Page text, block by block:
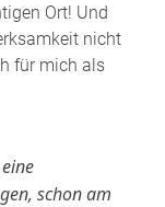
Ort! Und
nicht
für mich als
schon am